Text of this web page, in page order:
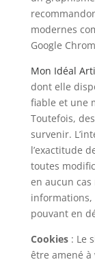
modernes
Google
Mon Idéal
dont elle
fiable et une
Toutefois,
survenir.
l’exactitude
toutes
en aucun cas
pouvant en
Cookies: Le
être amené à